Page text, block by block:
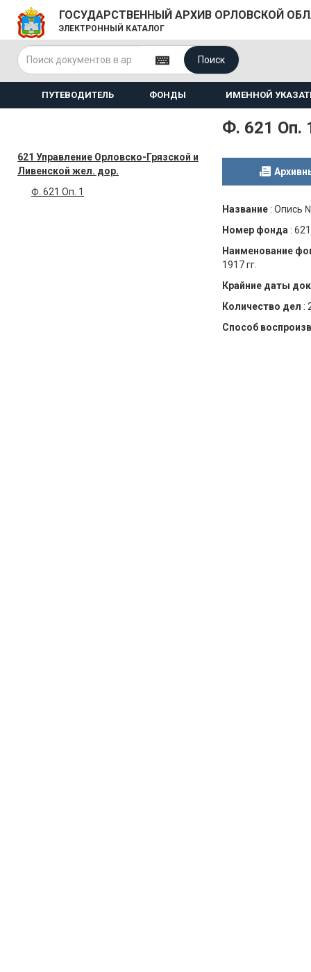
ГОСУДАРСТВЕННЫЙ АРХИВ ОРЛОВСКОЙ
ЭЛЕКТРОННЫЙ КАТАЛОГ
Поиск
ПУТЕВОДИТЕЛЬ ФОНДЫ ИМЕННОЙ
621 Управление Орловско-Грязской и
Ливенской жел. дор.
Ф. 621 Оп. 1
Ф. 621 Оп.
Название : Опись
Номер фонда : 621
Наименование
1917 гг.
Крайние даты
Количество дел :
Способ